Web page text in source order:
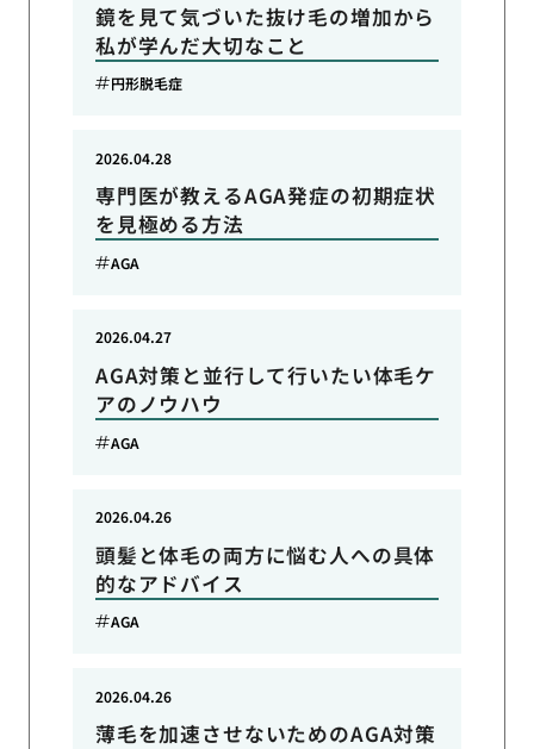
鏡を見て気づいた抜け毛の増加から
私が学んだ大切なこと
円形脱毛症
専門医が教えるAGA発症の初期症状
を見極める方法
2026.04.28
AGA
AGA対策と並行して行いたい体毛ケ
アのノウハウ
2026.04.27
AGA
頭髪と体毛の両方に悩む人への具体
的なアドバイス
2026.04.26
AGA
薄毛を加速させないためのAGA対策
2026.04.26